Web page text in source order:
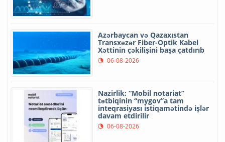
Azərbaycan və Qazaxıstan
Transxəzər Fiber-Optik Kabel
Xəttinin çəkilişini başa çatdırıb
06-08-2026
Nazirlik: “Mobil notariat”
tətbiqinin “mygov”a tam
inteqrasiyası istiqamətində işlər
davam etdirilir
06-08-2026